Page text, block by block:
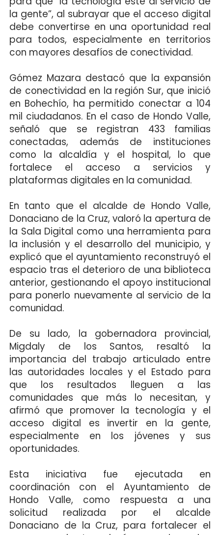
la gente”, al subrayar que el acceso digital
debe convertirse en una oportunidad real
para todos, especialmente en territorios
con mayores desafíos de conectividad.
Gómez Mazara destacó que la expansión
de conectividad en la región Sur, que inició
en Bohechío, ha permitido conectar a 104
mil ciudadanos. En el caso de Hondo Valle,
señaló que se registran 433 familias
conectadas, además de instituciones
como la alcaldía y el hospital, lo que
fortalece el acceso a servicios y
plataformas digitales en la comunidad.
En tanto que el alcalde de Hondo Valle,
Donaciano de la Cruz, valoró la apertura de
la Sala Digital como una herramienta para
la inclusión y el desarrollo del municipio, y
explicó que el ayuntamiento reconstruyó el
espacio tras el deterioro de una biblioteca
anterior, gestionando el apoyo institucional
para ponerlo nuevamente al servicio de la
comunidad.
De su lado, la gobernadora provincial,
Migdaly de los Santos, resaltó la
importancia del trabajo articulado entre
las autoridades locales y el Estado para
que los resultados lleguen a las
comunidades que más lo necesitan, y
afirmó que promover la tecnología y el
acceso digital es invertir en la gente,
especialmente en los jóvenes y sus
oportunidades.
Esta iniciativa fue ejecutada en
coordinación con el Ayuntamiento de
Hondo Valle, como respuesta a una
solicitud realizada por el alcalde
Donaciano de la Cruz, para fortalecer el